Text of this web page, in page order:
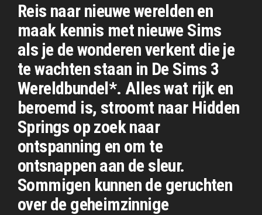
Reis naar nieuwe werelden en
maak kennis met nieuwe Sims
als je de wonderen verkent die je
te wachten staan in De Sims 3
Wereldbundel*. Alles wat rijk en
beroemd is, stroomt naar Hidden
Springs op zoek naar
ontspanning en om te
ontsnappen aan de sleur.
Sommigen kunnen de geruchten
over de geheimzinnige